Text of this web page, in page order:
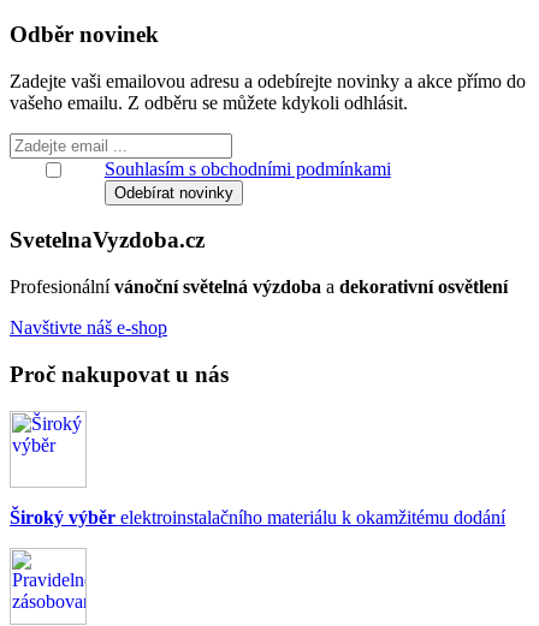
Odběr novinek
Zadejte vaši emailovou adresu a odebírejte novinky a akce přímo do
vašeho emailu. Z odběru se můžete kdykoli odhlásit.
Souhlasím s obchodními podmínkami
SvetelnaVyzdoba.cz
Profesionálnívánoční světelná výzdoba a dekorativní osvětlení
Navštivte náš e-shop
Proč nakupovat u nás
Široký výběr elektroinstalačního materiálu k okamžitému dodání